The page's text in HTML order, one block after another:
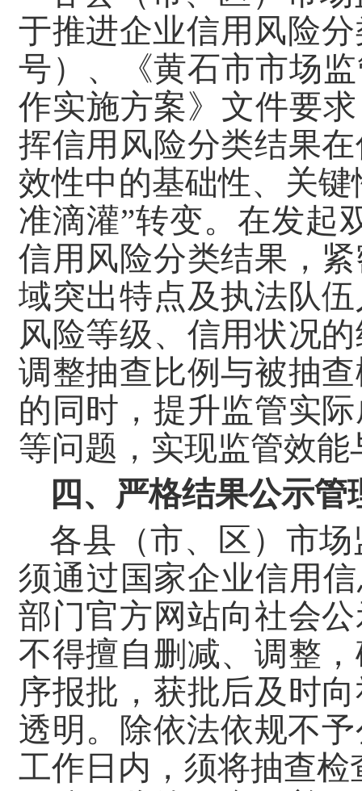
于推进企业信用风险
号）、《黄石市市场
作实施方案》文件要
挥信用风险分类结果
效性中的基础性、关
准滴灌”转变。在发起
信用风险分类结果，
域突出特点及执法队
风险等级、信用状况
调整抽查比例与被抽
的同时，提升监管实
等问题，实现监管效
四、严格结果公示
各县（市、区）市
须通过国家企业信用
部门官方网站向社会
不得擅自删减、调整
序报批，获批后及时
透明。除依法依规不
工作日内，须将抽查检